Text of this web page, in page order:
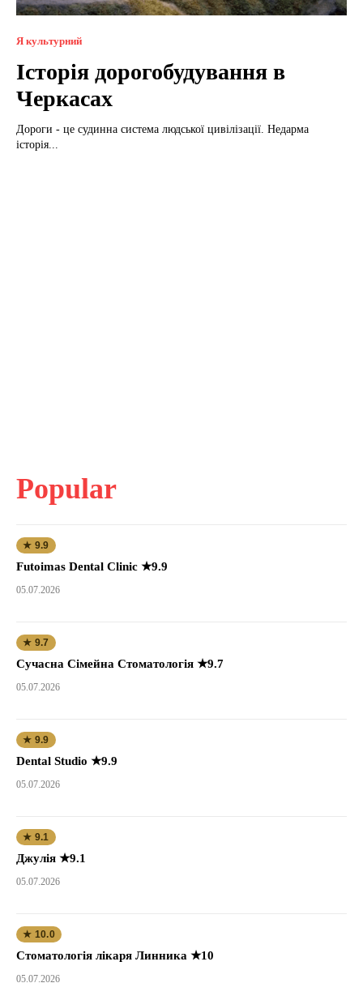
Я культурний
Історія дорогобудування в
Черкасах
Дороги - це судинна система людської цивілізації. Недарма
історія...
Popular
★ 9.9
Futoimas Dental Clinic ★9.9
05.07.2026
★ 9.7
Сучасна Сімейна Стоматологія ★9.7
05.07.2026
★ 9.9
Dental Studio ★9.9
05.07.2026
★ 9.1
Джулія ★9.1
05.07.2026
★ 10.0
Стоматологія лікаря Линника ★10
05.07.2026